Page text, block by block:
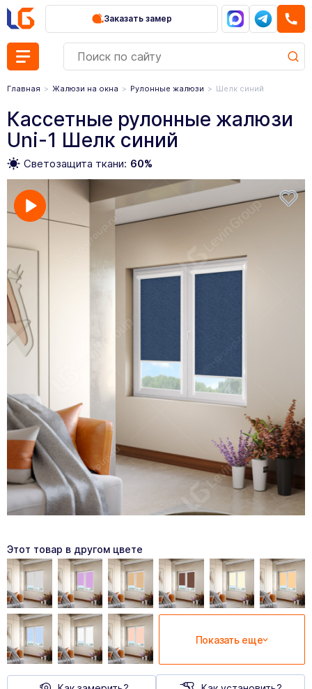
Заказать замер
Главная Жалюзи на окна Рулонные жалюзи Шелк синий
Кассетные рулонные жалюзи
Uni-1 Шелк синий
Светозащита ткани: 60%
Этот товар в другом цвете
Показать еще